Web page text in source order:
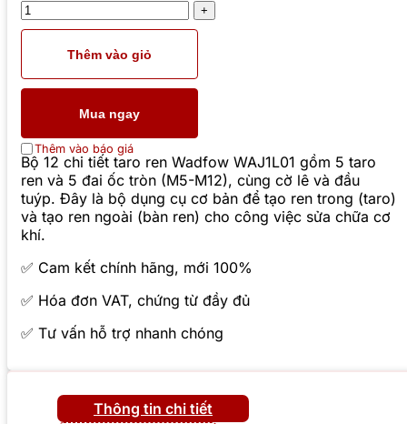
Thêm vào giỏ
Mua ngay
Thêm vào báo giá
Bộ 12 chi tiết taro ren Wadfow WAJ1L01 gồm 5 taro
ren và 5 đai ốc tròn (M5-M12), cùng cờ lê và đầu
tuýp. Đây là bộ dụng cụ cơ bản để tạo ren trong (taro)
và tạo ren ngoài (bàn ren) cho công việc sửa chữa cơ
khí.
✅ Cam kết chính hãng, mới 100%
✅ Hóa đơn VAT, chứng từ đầy đủ
✅ Tư vấn hỗ trợ nhanh chóng
Thông tin chi tiết